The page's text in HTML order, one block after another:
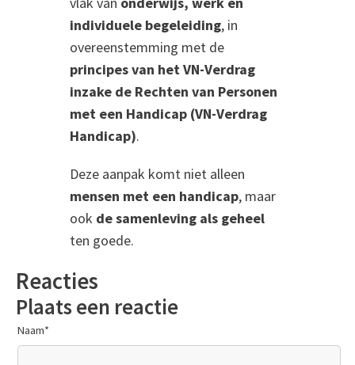
individuele begeleiding, in
overeenstemming met de
principes van het VN-Verdrag
inzake de Rechten van Personen
met een Handicap (VN-Verdrag
Handicap).
Deze aanpak komt niet alleen
mensen met een handicap, maar
ook de samenleving als geheel
ten goede.
Reacties
Plaats een reactie
Naam*